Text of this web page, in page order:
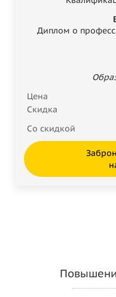
Диплом о
Цена
Скидка
Со скидкой